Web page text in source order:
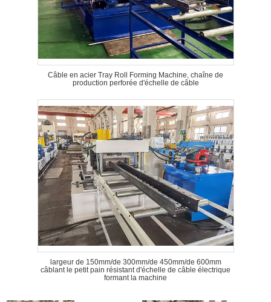
Câble en acier Tray Roll Forming Machine, chaîne de
production perforée d'échelle de câble
largeur de 150mm/de 300mm/de 450mm/de 600mm
câblant le petit pain résistant d'échelle de câble électrique
formant la machine